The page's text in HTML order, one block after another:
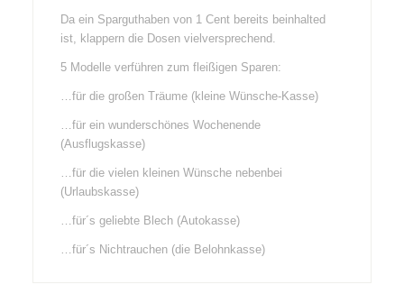
Da ein Sparguthaben von 1 Cent bereits beinhalted
ist, klappern die Dosen vielversprechend.
5 Modelle verführen zum fleißigen Sparen:
…für die großen Träume (kleine Wünsche-Kasse)
…für ein wunderschönes Wochenende
(Ausflugskasse)
…für die vielen kleinen Wünsche nebenbei
(Urlaubskasse)
…für´s geliebte Blech (Autokasse)
…für´s Nichtrauchen (die Belohnkasse)